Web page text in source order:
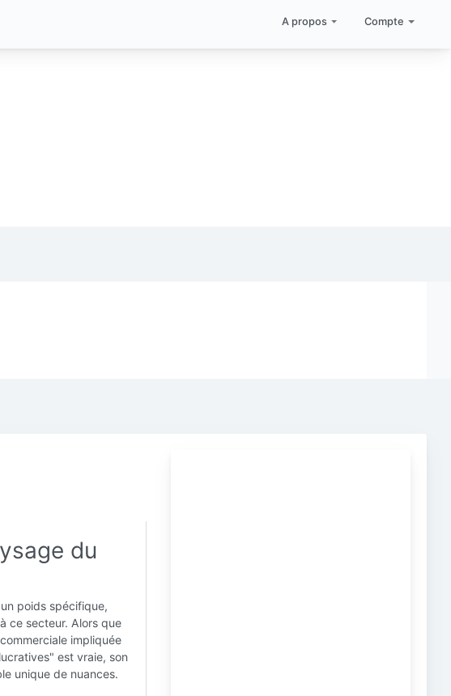
A propos Compte
du
poids spécifique,
ce secteur. Alors que
impliquée
est vraie, son
unique de nuances.